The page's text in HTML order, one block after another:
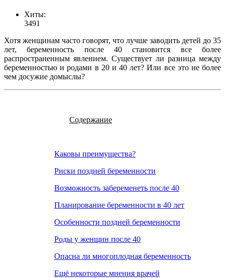
Хиты:
3491
Хотя женщинам часто говорят, что лучше заводить детей до 35
лет, беременность после 40 становится все более
распространенным явлением. Существует ли разница между
беременностью и родами в 20 и 40 лет? Или все это не более
чем досужие домыслы?
Содержание
Каковы преимущества?
Риски поздней беременности
Возможность забеременеть после 40
Планирование беременности в 40 лет
Особенности поздней беременности
Роды у женщин после 40
Опасна ли многоплодная беременность
Ещё некоторые мнения врачей